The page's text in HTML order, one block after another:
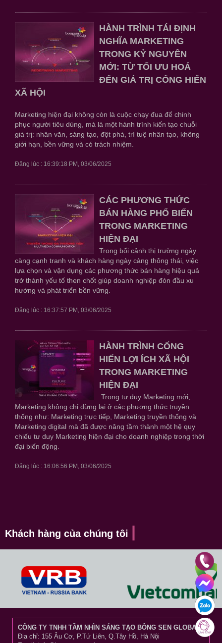
HÀNH TRÌNH TÁI ĐỊNH
NGHĨA MARKETING
TRONG KỶ NGUYÊN
MỚI: TỪ TỐI ƯU HOÁ
ĐẾN GIÁ TRỊ CỐNG HIẾN
XÃ HỘI
Marketing hiện đại không còn là cuộc chạy đua để chinh
phục người tiêu dùng, mà là một hành trình kiến tạo chuỗi
giá trị: nhân văn, sáng tạo, đột phá, trí tuệ nhân tạo, không
giới hạn, bền vững và có trách nhiệm.
Đăng lúc : 16:39:18 PM, 03/06/2025
CÁC PHƯƠNG THỨC
BÁN HÀNG PHỔ BIẾN
TRONG MARKETING
HIỆN ĐẠI
Trong bối cảnh thị trường ngày
càng cạnh tranh và khách hàng ngày càng thông thái, việc
lựa chọn và vận dụng các phương thức bán hàng hiệu quả
trở thành yếu tố then chốt giúp doanh nghiệp đón đầu xu
hướng và phát triển bền vững.
Đăng lúc : 16:37:57 PM, 03/06/2025
HÀNH TRÌNH CỐNG
HIẾN LỢI ÍCH XÃ HỘI
TRONG MARKETING
HIỆN ĐẠI
Trong tư duy Marketing mới,
Marketing không chỉ dừng lại ở các phương thức truyền
thống như: Marketing trực tiếp, Marketing truyền thống và
Marketing digital mà đã được nâng tầm thành một hệ quy
chiếu tư duy Marketing hiện đại cho doanh nghiệp trong thời
đại biến động.
Đăng lúc : 16:06:56 PM, 03/06/2025
Khách hàng của chúng tôi
CÔNG TY TNHH TẦM NHÌN SÁNG TẠO BÔNG SEN GLOBAL
Địa chỉ: 155 Âu Cơ, P.Tứ Liên, Q.Tây Hồ, Hà Nội